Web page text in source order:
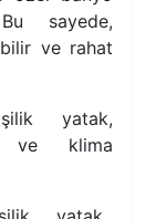
sayede,
ve rahat
yatak,
ve klima